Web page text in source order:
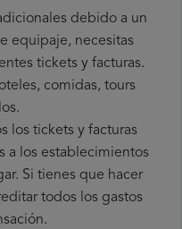
debido a un
equipaje, necesitas
tickets y facturas.
comidas, tours
los tickets y facturas
a los establecimientos
Si tienes que hacer
todos los gastos